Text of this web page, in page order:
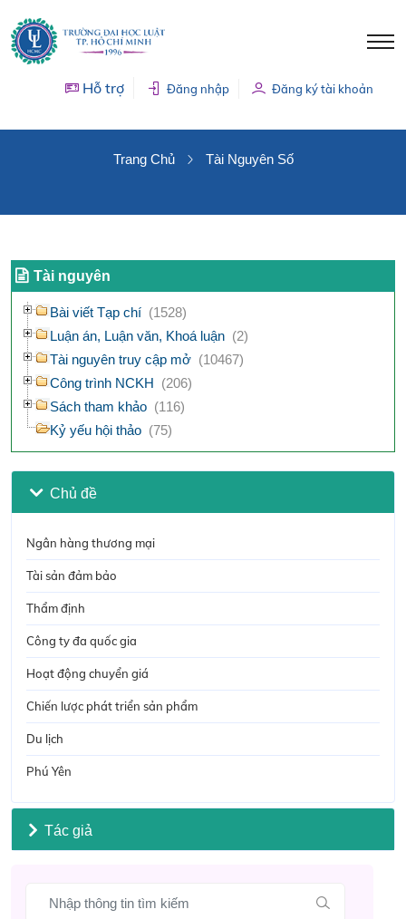
Hỗ trợ Đăng nhập Đăng ký tài khoản
Trang Chủ Tài Nguyên Số
Tài nguyên
Bài viết Tạp chí (1528)
Luận án, Luận văn, Khoá luận (2)
Tài nguyên truy cập mở (10467)
Công trình NCKH (206)
Sách tham khảo (116)
Kỷ yếu hội thảo (75)
Chủ đề
Ngân hàng thương mại
Tài sản đảm bảo
Thẩm định
Công ty đa quốc gia
Hoạt động chuyển giá
Chiến lược phát triển sản phẩm
Du lịch
Phú Yên
Tác giả